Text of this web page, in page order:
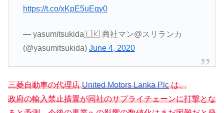
https://t.co/xKpE5uEqy0
— yasumitsukida🇱🇰 商社マン@スリランカ
(@yasumitsukida) June 4, 2020
三菱自動車の代理店United Motors Lanka Plcは、
政府の輸入禁止措置が同社のサプライチェーンに打撃とな